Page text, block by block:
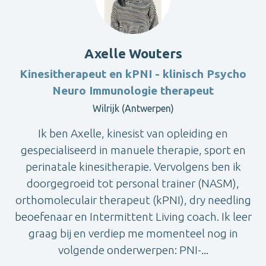
Axelle Wouters
Kinesitherapeut en kPNI - klinisch Psycho
Neuro Immunologie therapeut
Wilrijk (Antwerpen)
Ik ben Axelle, kinesist van opleiding en
gespecialiseerd in manuele therapie, sport en
perinatale kinesitherapie. Vervolgens ben ik
doorgegroeid tot personal trainer (NASM),
orthomoleculair therapeut (kPNI), dry needling
beoefenaar en Intermittent Living coach. Ik leer
graag bij en verdiep me momenteel nog in
volgende onderwerpen: PNI-...